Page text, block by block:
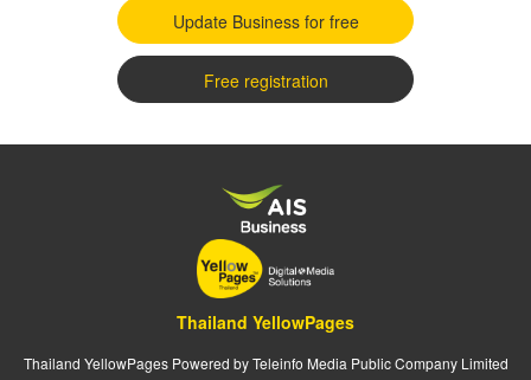
Update Business for free
Free registration
Thailand YellowPages
Thailand YellowPages Powered by Teleinfo Media Public Company Limited